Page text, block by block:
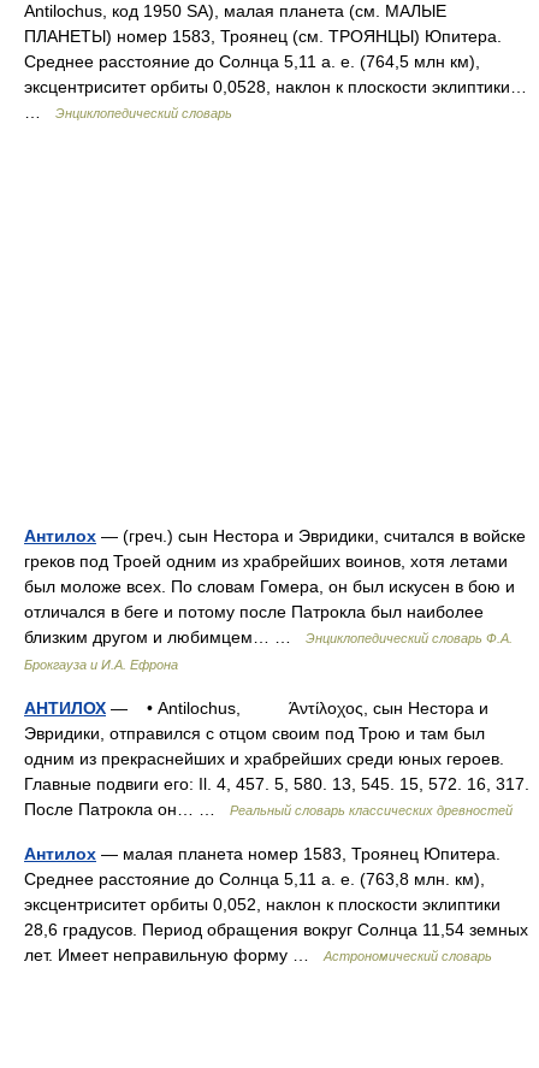
Antilochus, код 1950 SA), малая планета (см. МАЛЫЕ
ПЛАНЕТЫ) номер 1583, Троянец (см. ТРОЯНЦЫ) Юпитера.
Среднее расстояние до Солнца 5,11 а. е. (764,5 млн км),
эксцентриситет орбиты 0,0528, наклон к плоскости эклиптики…
Энциклопедический словарь
Антилох — (греч.) сын Нестора и Эвридики, считался в войске
греков под Троей одним из храбрейших воинов, хотя летами
был моложе всех. По словам Гомера, он был искусен в бою и
отличался в беге и потому после Патрокла был наиболее
близким другом и любимцем… …
Энциклопедический словарь Ф.А.
Брокгауза и И.А. Ефрона
АНТИЛОХ — • Antilochus, Άντίλοχος, сын Нестора и
Эвридики, отправился с отцом своим под Трою и там был
одним из прекраснейших и храбрейших среди юных героев.
Главные подвиги его: Il. 4, 457. 5, 580. 13, 545. 15, 572. 16, 317.
После Патрокла он… …
Реальный словарь классических древностей
Антилох — малая планета номер 1583, Троянец Юпитера.
Среднее расстояние до Солнца 5,11 а. е. (763,8 млн. км),
эксцентриситет орбиты 0,052, наклон к плоскости эклиптики
28,6 градусов. Период обращения вокруг Солнца 11,54 земных
лет. Имеет неправильную форму …
Астрономический словарь